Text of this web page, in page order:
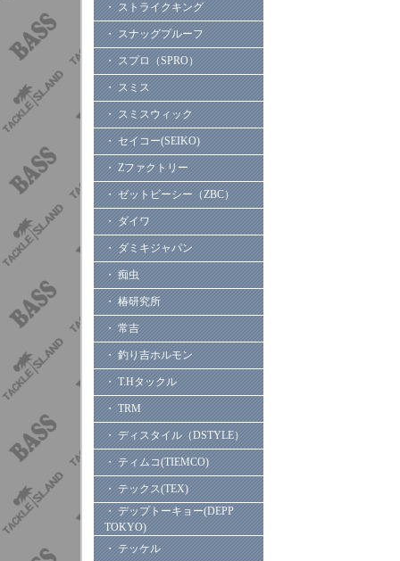
・ ストライクキング
・ スナッグプルーフ
・ スプロ（SPRO）
・ スミス
・ スミスウィック
・ セイコー(SEIKO)
・ Zファクトリー
・ ゼットビーシー（ZBC）
・ ダイワ
・ ダミキジャパン
・ 痴虫
・ 椿研究所
・ 常吉
・ 釣り吉ホルモン
・ T.Hタックル
・ TRM
・ ディスタイル（DSTYLE）
・ ティムコ(TIEMCO)
・ テックス(TEX)
・ デップトーキョー(DEPP
TOKYO)
・ テッケル